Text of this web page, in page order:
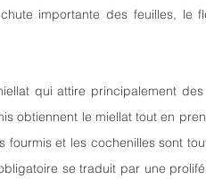
importante des feuilles, le
qui attire principalement
obtiennent le miellat tout en
fourmis et les cochenilles sont
se traduit par une